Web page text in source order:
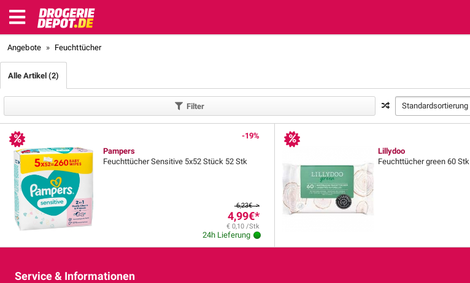
Angebote » Feuchttücher
Alle Artikel (2)
Filter Standardsortierung
Pampers
Feuchttücher Sensitive 5x52 Stück 52 Stk
6,23€ >
4,99€*
€ 0,10 /Stk
24h Lieferung
-19%
Lillydoo
Feuchttücher green 60 Stk
Service & Informationen